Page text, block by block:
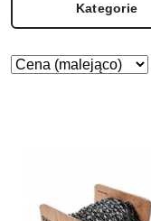
Kategorie
Zastosowano
Sortuj